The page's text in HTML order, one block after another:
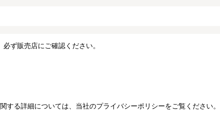
ず販売店にご確認ください。
る詳細については、当社のプライバシーポリシーをご覧ください。